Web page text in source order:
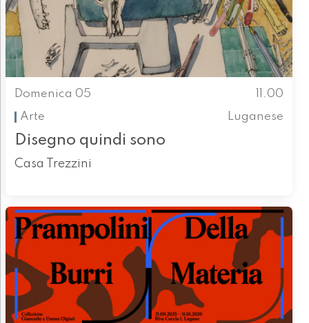
Domenica 05
11.00
Arte
Luganese
Disegno quindi sono
Casa Trezzini